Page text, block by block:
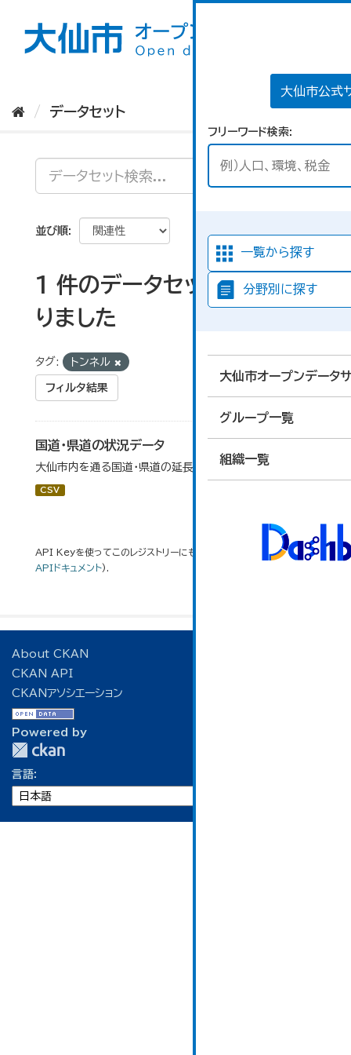
大仙市公式
フリーワード検索
一覧から探す
分野別に探す
大仙市オープンデータ
グループ一覧
組織一覧
データセット
並び順
1 件のデータセットが見つか
りました
タグ: トンネル
フィルタ結果
国道・県道の状況データ
大仙市内を通る国道・県道の延長等データです。
CSV
API Keyを使ってこのレジストリーにもアクセス可能ですAPI(see
APIドキュメント).
About CKAN
CKAN API
CKANアソシエーション
Powered by
言語